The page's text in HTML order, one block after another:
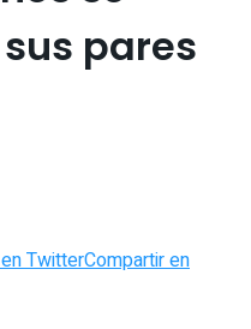
pares
TwitterCompartir en